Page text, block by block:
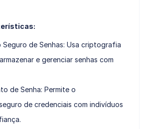
Seguro de Senhas: Usa criptografia
e gerenciar senhas com
de Senha: Permite o
de credenciais com indivíduos